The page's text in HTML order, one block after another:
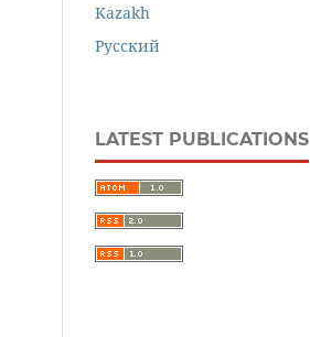
Kazakh
Русский
LATEST PUBLICATIONS